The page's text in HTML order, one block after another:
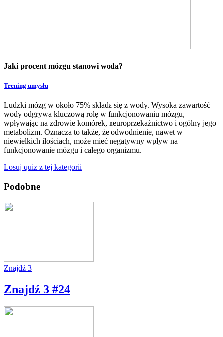
Jaki procent mózgu stanowi woda?
Trening umysłu
Ludzki mózg w około 75% składa się z wody. Wysoka zawartość
wody odgrywa kluczową rolę w funkcjonowaniu mózgu,
wpływając na zdrowie komórek, neuroprzekaźnictwo i ogólny jego
metabolizm. Oznacza to także, że odwodnienie, nawet w
niewielkich ilościach, może mieć negatywny wpływ na
funkcjonowanie mózgu i całego organizmu.
Losuj quiz z tej kategorii
Podobne
Znajdź 3
Znajdź 3 #24